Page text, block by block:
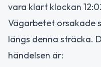
vara klart klockan
Vägarbetet orsakade
längs denna sträcka.
händelsen är: